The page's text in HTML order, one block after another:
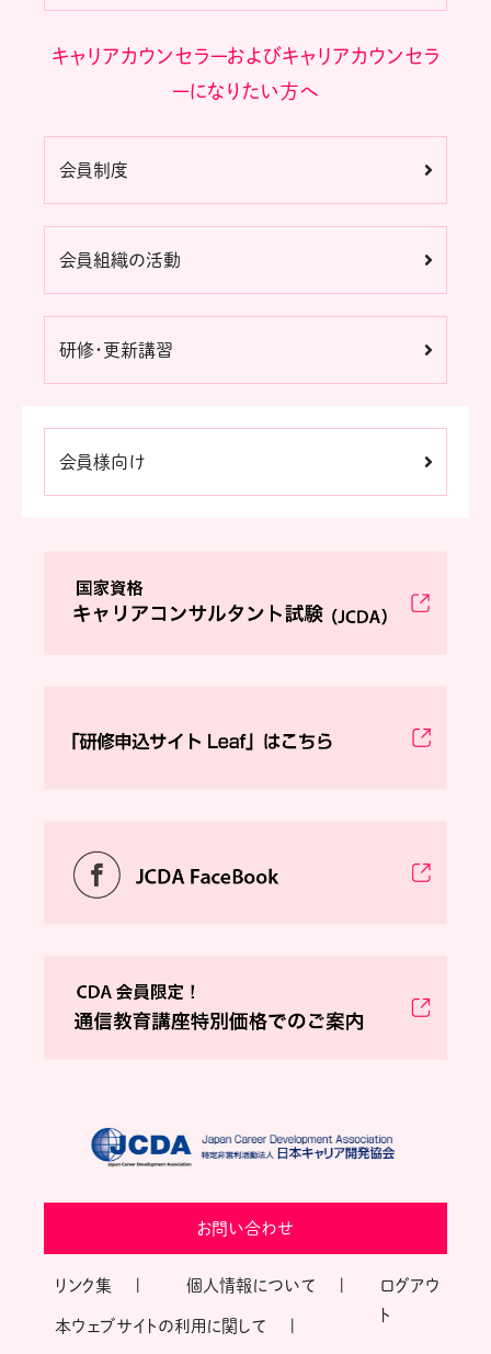
キャリアカウンセラーおよびキャリアカウンセラ
ーになりたい方へ
会員制度
会員組織の活動
研修・更新講習
会員様向け
お問い合わせ
リンク集 個人情報について
本ウェブサイトの利用に関して
ログアウ
ト